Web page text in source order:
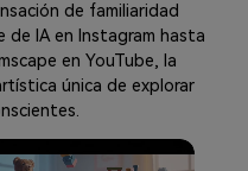
de familiaridad
de IA en Instagram hasta
en YouTube, la
única de explorar